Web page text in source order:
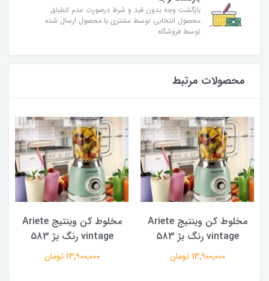
بازگشت وجه بدون قید و شرط درصورت عدم انطباق
محصول انتخابی توسط مشتری با محصول ارسال شده
توسط فروشگاه
محصولات مرتبط
مخلوط کن وینتیج Ariete
vintage رنگ بژ 583
13,900,000 تومان
مخلوط کن وینتیج Ariete
vintage رنگ بژ 583
13,900,000 تومان